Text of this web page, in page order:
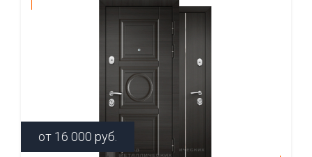
от 16 000 руб.